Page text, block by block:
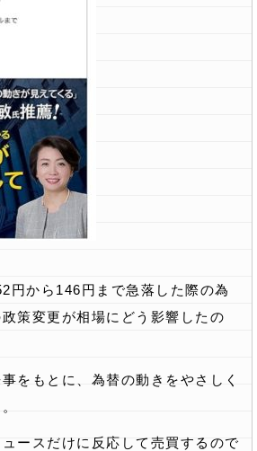
円から146円まで急落した際の為
策変更が相場にどう影響したの
をもとに、為替の動きをやさしく
ースだけに反応して売買するので